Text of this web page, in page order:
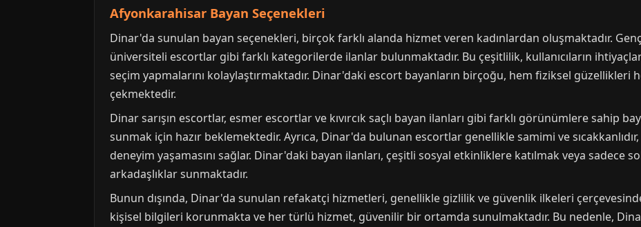
Afyonkarahisar Bayan Seçenekleri
Dinar'da sunulan bayan seçenekleri, birçok farklı alanda hizmet veren kadınlardan oluşmaktadır.
üniversiteli escortlar gibi farklı kategorilerde ilanlar bulunmaktadır. Bu çeşitlilik, kullanıcıların
seçim yapmalarını kolaylaştırmaktadır. Dinar'daki escort bayanların birçoğu, hem fiziksel güzellikleri
çekmektedir.
Dinar sarışın escortlar, esmer escortlar ve kıvırcık saçlı bayan ilanları gibi farklı görünümlere sahip
sunmak için hazır beklemektedir. Ayrıca, Dinar'da bulunan escortlar genellikle samimi ve
deneyim yaşamasını sağlar. Dinar'daki bayan ilanları, çeşitli sosyal etkinliklere katılmak veya sadece
arkadaşlıklar sunmaktadır.
Bunun dışında, Dinar'da sunulan refakatçi hizmetleri, genellikle gizlilik ve güvenlik ilkeleri
kişisel bilgileri korunmakta ve her türlü hizmet, güvenilir bir ortamda sunulmaktadır. Bu nedenle,